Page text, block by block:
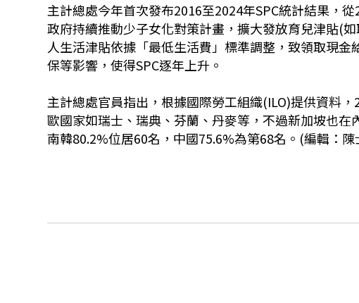
主計總處今年首次發布2016至2024年SPC統計結果，從
政府持續推動少子女化對策計畫，擴大發放育兒津貼(
人生活津貼依據「最低生活費」標準調整，致領取現
保等影響，使得SPC逐年上升。
主計總處官員指出，根據國際勞工組織(ILO)提供資料，
歐國家如瑞士、瑞典、芬蘭、丹麥等，不過新加坡也在
南韓80.2%位居60名，中國75.6%為第68名。(編輯：陳